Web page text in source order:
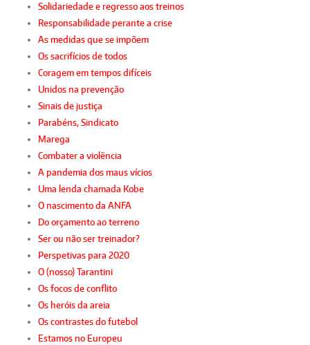
Solidariedade e regresso aos treinos
Responsabilidade perante a crise
As medidas que se impõem
Os sacrifícios de todos
Coragem em tempos difíceis
Unidos na prevenção
Sinais de justiça
Parabéns, Sindicato
Marega
Combater a violência
A pandemia dos maus vícios
Uma lenda chamada Kobe
O nascimento da ANFA
Do orçamento ao terreno
Ser ou não ser treinador?
Perspetivas para 2020
O (nosso) Tarantini
Os focos de conflito
Os heróis da areia
Os contrastes do futebol
Estamos no Europeu